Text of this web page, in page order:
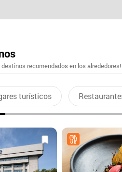
destinos recomendados en los
turísticos